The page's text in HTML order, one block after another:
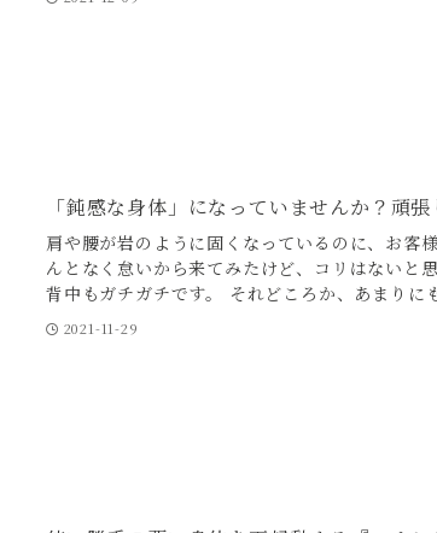
「鈍感な身体」になっていませんか？頑
肩や腰が岩のように固くなっているのに、お客
んとなく怠いから来てみたけど、コリはないと
背中もガチガチです。 それどころか、あまりに
2021-11-29